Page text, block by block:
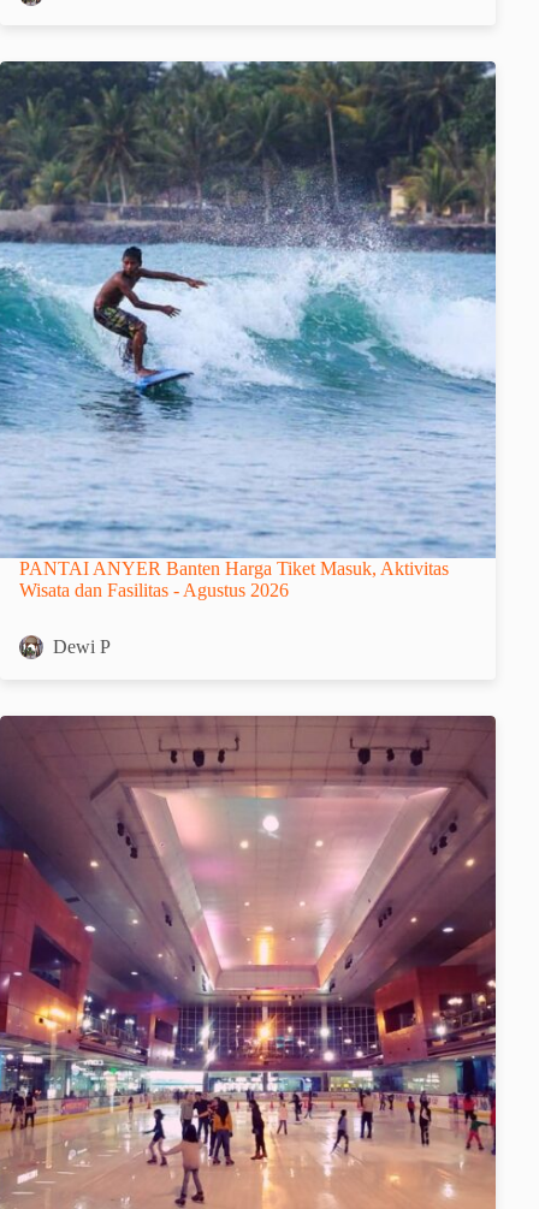
PANTAI ANYER Banten Harga Tiket Masuk, Aktivitas
Wisata dan Fasilitas - Agustus 2026
Dewi P